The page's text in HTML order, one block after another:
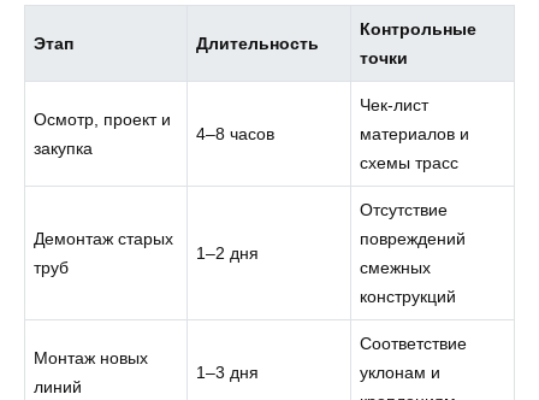
Этап Длительность
Контрольные
точки
Осмотр, проект и
закупка
4–8 часов
Чек‑лист
материалов и
схемы трасс
Демонтаж старых
труб
1–2 дня
Отсутствие
повреждений
смежных
конструкций
Монтаж новых
линий
1–3 дня
Соответствие
уклонам и